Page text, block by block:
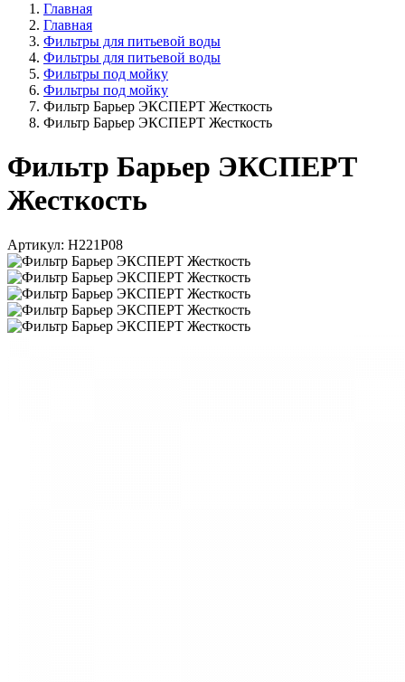
Главная
Главная
Фильтры для питьевой воды
Фильтры для питьевой воды
Фильтры под мойку
Фильтры под мойку
Фильтр Барьер ЭКСПЕРТ Жесткость
Фильтр Барьер ЭКСПЕРТ Жесткость
Фильтр Барьер ЭКСПЕРТ
Жесткость
Артикул: Н221Р08